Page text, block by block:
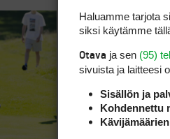
Haluamme tarjota
siksi käytämme
Otava ja sen (95)
sivuista ja laitteesi
Sisällön ja
Kohdennettu